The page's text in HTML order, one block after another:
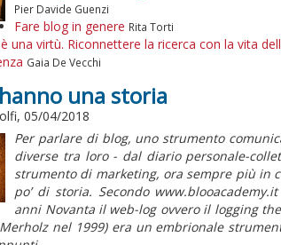
Pier Davide Guenzi
Fare blog in genere Rita Torti
una virtù. Riconnettere la ricerca con la vita
Gaia De Vecchi
una storia
05/04/2018
Per parlare di blog, uno strumento
diverse tra loro - dal diario personale-
strumento di marketing, ora sempre più in
po’ di storia. Secondo
anni Novanta il web-log ovvero il logging
nel 1999) era un embrionale